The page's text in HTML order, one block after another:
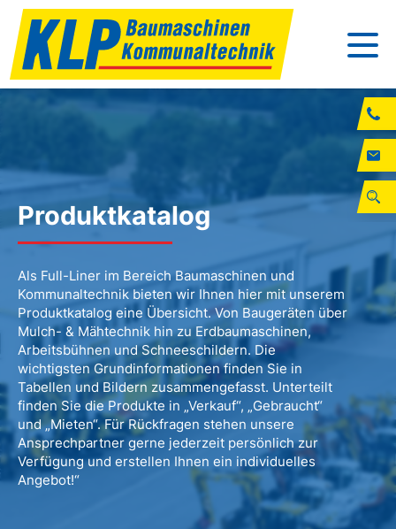
Produktkatalog
Als Full-Liner im Bereich Baumaschinen und
Kommunaltechnik bieten wir Ihnen hier mit unserem
Produktkatalog eine Übersicht. Von Baugeräten über
Mulch- & Mähtechnik hin zu Erdbaumaschinen,
Arbeitsbühnen und Schneeschildern. Die
wichtigsten Grundinformationen finden Sie in
Tabellen und Bildern zusammengefasst. Unterteilt
finden Sie die Produkte in „Verkauf“, „Gebraucht“
und „Mieten“. Für Rückfragen stehen unsere
Ansprechpartner gerne jederzeit persönlich zur
Verfügung und erstellen Ihnen ein individuelles
Angebot!“